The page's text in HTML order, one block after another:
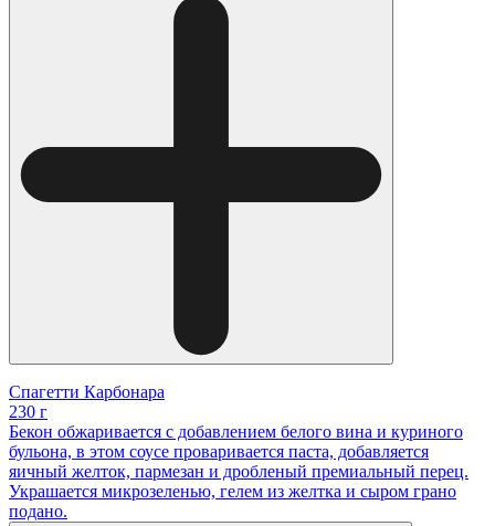
Спагетти Карбонара
230 г
Бекон обжаривается с добавлением белого вина и куриного
бульона, в этом соусе проваривается паста, добавляется
яичный желток, пармезан и дробленый премиальный перец.
Украшается микрозеленью, гелем из желтка и сыром грано
подано.